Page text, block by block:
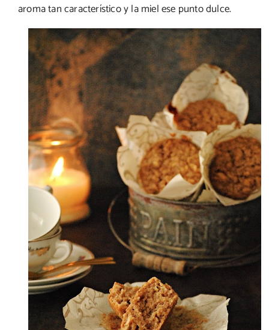
aroma tan característico y la miel ese punto dulce.